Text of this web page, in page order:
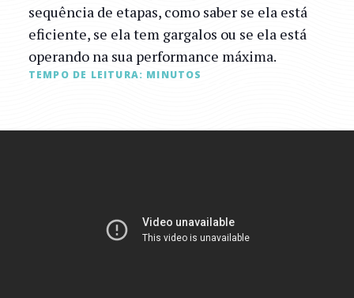
sequência de etapas, como saber se ela está
eficiente, se ela tem gargalos ou se ela está
operando na sua performance máxima.
TEMPO DE LEITURA: MINUTOS